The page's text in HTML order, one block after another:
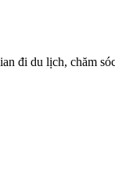
đi du lịch, chăm